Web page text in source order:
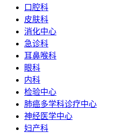
口腔科
皮肤科
消化中心
急诊科
耳鼻喉科
眼科
内科
检验中心
肺癌多学科诊疗中心
神经医学中心
妇产科